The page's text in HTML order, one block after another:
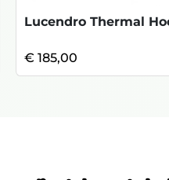
€ 185,00